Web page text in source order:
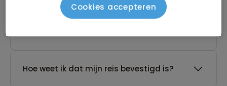
Hoe weet ik dat mijn reis bevestigd is?
Cookies accepteren